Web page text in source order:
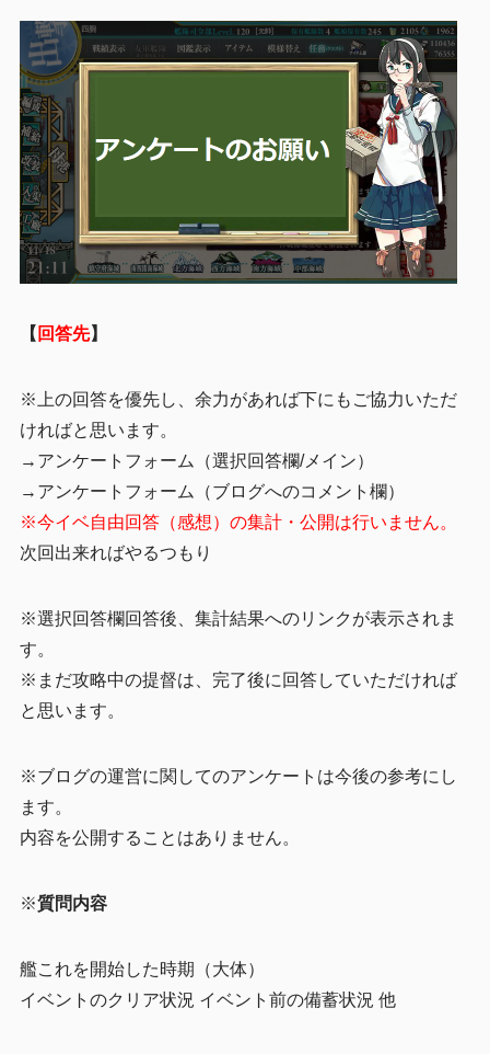
【 回答先】
※上の回答を優先し、余力があれば下にもご協力いただ
ければと思います。
→アンケートフォーム（選択回答欄/メイン）
→アンケートフォーム（ブログへのコメント欄）
※今イベ自由回答（感想）の集計・公開は行いません。
次回出来ればやるつもり
※選択回答欄回答後、集計結果へのリンクが表示されま
す。
※まだ攻略中の提督は、完了後に回答していただければ
と思います。
※ブログの運営に関してのアンケートは今後の参考にし
ます。
内容を公開することはありません。
※質問内容
艦これを開始した時期（大体）
イベントのクリア状況 イベント前の備蓄状況 他